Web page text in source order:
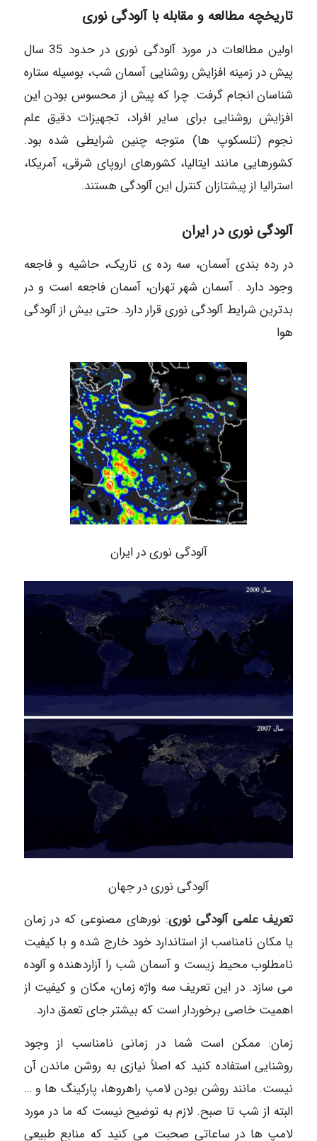
تاریخچه مطالعه و مقابله با آلودگی نوری
اولین مطالعات در مورد آلودگی نوری در حدود 35 سال
پیش در زمینه افزایش روشنایی آسمان شب، بوسیله ستاره
شناسان انجام گرفت. چرا که پیش از محسوس بودن این
افزایش روشنایی برای سایر افراد، تجهیزات دقیق علم
نجوم (تلسکوپ ها) متوجه چنین شرایطی شده بود.
کشورهایی مانند ایتالیا، کشورهای اروپای شرقی، آمریکا،
استرالیا از پیشتازان کنترل این آلودگی هستند.
آلودگی نوری در ایران
در رده بندی آسمان، سه رده ی تاریک، حاشیه و فاجعه
وجود دارد . آسمان شهر تهران، آسمان فاجعه است و در
بدترین شرایط آلودگی نوری قرار دارد. حتی بیش از آلودگی
هوا
آلودگی نوری در ایران
آلودگی نوری در جهان
تعریف علمی آلودگی نوری: نورهای مصنوعی که در زمان
یا مکان نامناسب از استاندارد خود خارج شده و با کیفیت
نامطلوب محیط زیست و آسمان شب را آزاردهنده و آلوده
می سازد. در این تعریف سه واژه زمان، مکان و کیفیت از
اهمیت خاصی برخوردار است که بیشتر جای تعمق دارد.
زمان: ممکن است شما در زمانی نامناسب از وجود
روشنایی استفاده کنید که اصلاً نیازی به روشن ماندن آن
نیست. مانند روشن بودن لامپ راهروها، پارکینگ ها و …
البته از شب تا صبح. لازم به توضیح نیست که ما در مورد
لامپ ها در ساعاتی صحبت می کنید که منابع طبیعی